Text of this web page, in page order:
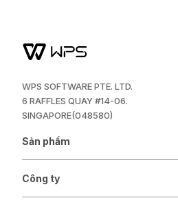
WPS SOFTWARE PTE. LTD.
6 RAFFLES QUAY #14-06.
SINGAPORE(048580)
Sản phẩm
Công ty